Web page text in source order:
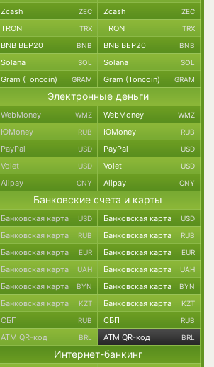
Zcash ZEC Zcash ZEC
TRON TRX TRON TRX
BNB BEP20 BNB BNB BEP20 BNB
Solana SOL Solana SOL
Gram (Toncoin) GRAM Gram (Toncoin) GRAM
Электронные деньги
WebMoney WMZ WebMoney WMZ
ЮMoney RUB ЮMoney RUB
PayPal USD PayPal USD
Volet USD Volet USD
Alipay CNY Alipay CNY
Банковские счета и карты
Банковская карта USD Банковская карта USD
Банковская карта RUB Банковская карта RUB
Банковская карта EUR Банковская карта EUR
Банковская карта UAH Банковская карта UAH
Банковская карта BYN Банковская карта BYN
Банковская карта KZT Банковская карта KZT
СБП RUB СБП RUB
ATM QR-код BRL ATM QR-код BRL
Интернет-банкинг